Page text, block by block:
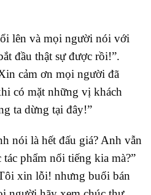
lên và mọi người nói với
đầu thật sự được rồi!”.
cảm ơn mọi người đã
có mặt những vị khách
ta dừng tại đây!”
nói là hết đấu giá? Anh vẫn
phẩm nổi tiếng kia mà?”
xin lỗi! nhưng buổi bán